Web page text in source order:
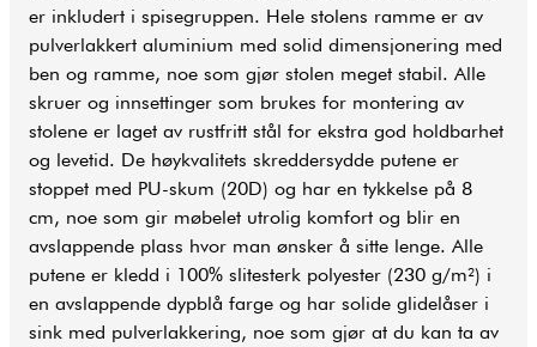
er inkludert i spisegruppen. Hele stolens ramme er av
pulverlakkert aluminium med solid dimensjonering med
ben og ramme, noe som gjør stolen meget stabil. Alle
skruer og innsettinger som brukes for montering av
stolene er laget av rustfritt stål for ekstra god holdbarhet
og levetid. De høykvalitets skreddersydde putene er
stoppet med PU-skum (20D) og har en tykkelse på 8
cm, noe som gir møbelet utrolig komfort og blir en
avslappende plass hvor man ønsker å sitte lenge. Alle
putene er kledd i 100% slitesterk polyester (230 g/m²) i
en avslappende dypblå farge og har solide glidelåser i
sink med pulverlakkering, noe som gjør at du kan ta av